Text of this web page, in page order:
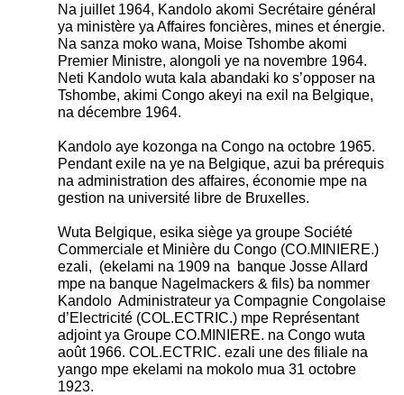
Na juillet 1964, Kandolo akomi Secrétaire général
ya ministère ya Affaires foncières, mines et énergie.
Na sanza moko wana, Moise Tshombe akomi
Premier Ministre, alongoli ye na novembre 1964.
Neti Kandolo wuta kala abandaki ko s’opposer na
Tshombe, akimi Congo akeyi na exil na Belgique,
na décembre 1964.
Kandolo aye kozonga na Congo na octobre 1965.
Pendant exile na ye na Belgique, azui ba prérequis
na administration des affaires, économie mpe na
gestion na université libre de Bruxelles.
Wuta Belgique, esika siège ya groupe Société
Commerciale et Minière du Congo (CO.MINIERE.)
ezali, (ekelami na 1909 na banque Josse Allard
mpe na banque Nagelmackers & fils) ba nommer
Kandolo Administrateur ya Compagnie Congolaise
d’Electricité (COL.ECTRIC.) mpe Représentant
adjoint ya Groupe CO.MINIERE. na Congo wuta
août 1966. COL.ECTRIC. ezali une des filiale na
yango mpe ekelami na mokolo mua 31 octobre
1923.